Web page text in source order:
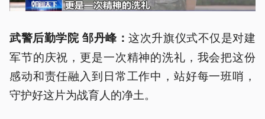
武警后勤学院 邹丹峰：这次升旗仪式不仅是对建
军节的庆祝，更是一次精神的洗礼，我会把这份
感动和责任融入到日常工作中，站好每一班哨，
守护好这片为战育人的净土。